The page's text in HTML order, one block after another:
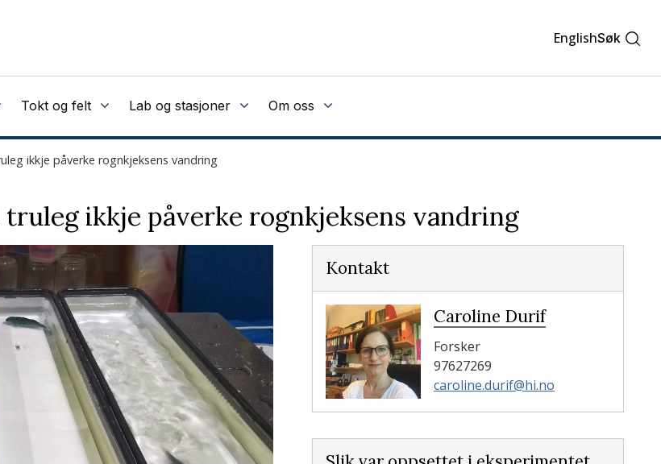
EnglishSøk
Tokt og felt Lab og stasjoner Om oss
ikkje påverke rognkjeksens vandring
ikkje påverke rognkjeksens vandring
Kontakt
Caroline Durif
Forsker
97627269
caroline.durif@hi.no